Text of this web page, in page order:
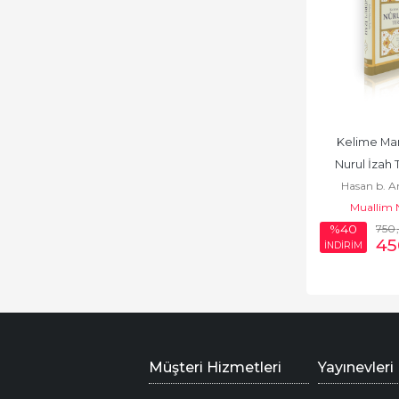
Kelime
Nurul İzah
Hasan b.
Muallim
%40
İNDİRİM
750
Müşteri Hizmetleri Yayınevleri